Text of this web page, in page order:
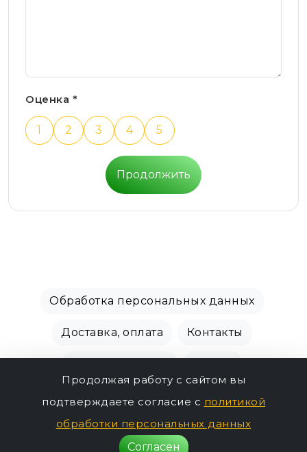
Оценка *
1 2 3 4 5
Продолжить
Обработка персональных данных
Доставка, оплата Контакты
Продолжая работу с сайтом вы
подтверждаете согласие с политикой
обработки персональных данных
Согласен